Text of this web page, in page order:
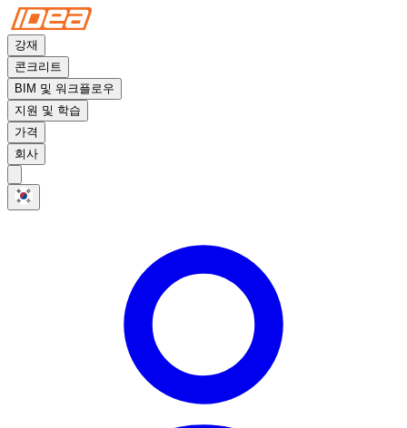
강재
콘크리트
BIM 및 워크플로우
지원 및 학습
가격
회사